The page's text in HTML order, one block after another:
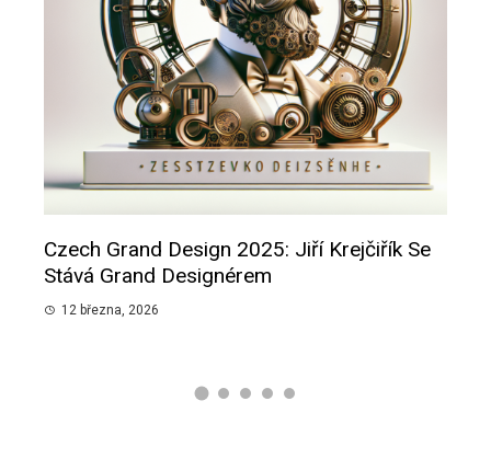
Czech Grand Design 2025: Jiří Krejčiřík Se
Stává Grand Designérem
12 března, 2026